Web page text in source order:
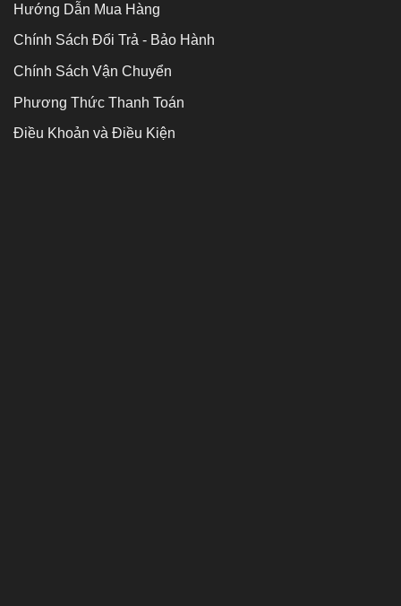
Hướng Dẫn Mua Hàng
Chính Sách Đổi Trả - Bảo Hành
Chính Sách Vận Chuyển
Phương Thức Thanh Toán
Điều Khoản và Điều Kiện